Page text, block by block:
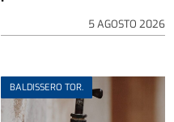
5 AGOSTO 2026
BALDISSERO TOR.